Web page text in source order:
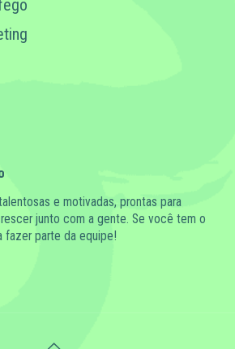
e motivadas, prontas para
junto com a gente. Se você tem o
fazer parte da equipe!